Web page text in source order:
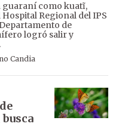
guaraní como kuatĩ,
Regional del IPS
de
logró salir y
Candia